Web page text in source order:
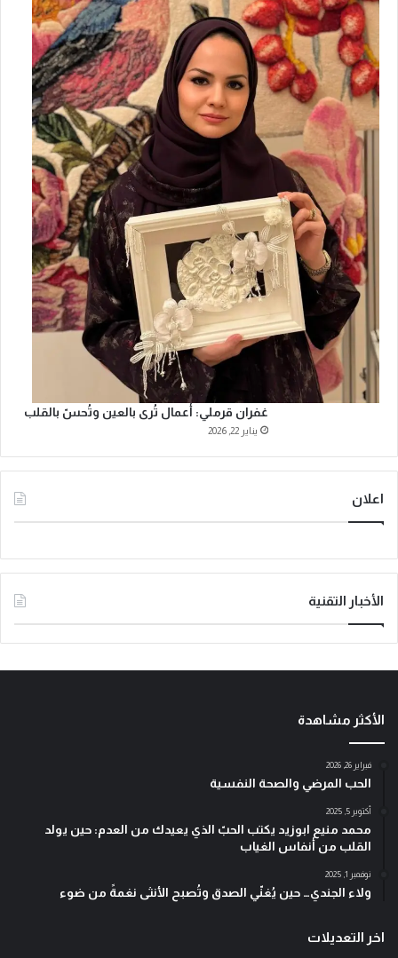
غفران قرملي: أعمال تُرى بالعين وتُحسّ بالقلب
يناير 22, 2026
اعلان
الأخبار التقنية
الأكثر مشاهدة
فبراير 26, 2026
الحب المرضي والصحة النفسية
أكتوبر 5, 2025
محمد منيع ابوزيد يكتب الحبّ الذي يعيدك من العدم: حين يولد
القلب من أنفاس الغياب
نوفمبر 1, 2025
ولاء الجندي… حين يُغنّي الصدق وتُصبح الأنثى نغمةً من ضوء
اخر التعديلات